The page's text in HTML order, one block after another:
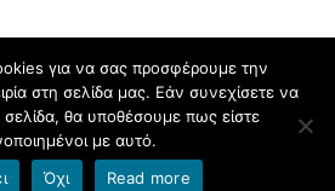
© 2026 2ο Γενικό Λύκειο Δράμας.
καιHitMag.
για να σας προσφέρουμε την
στη σελίδα μας. Εάν συνεχίσετε να
σελίδα, θα υποθέσουμε πως είστε
με αυτό.
Όχι Read more